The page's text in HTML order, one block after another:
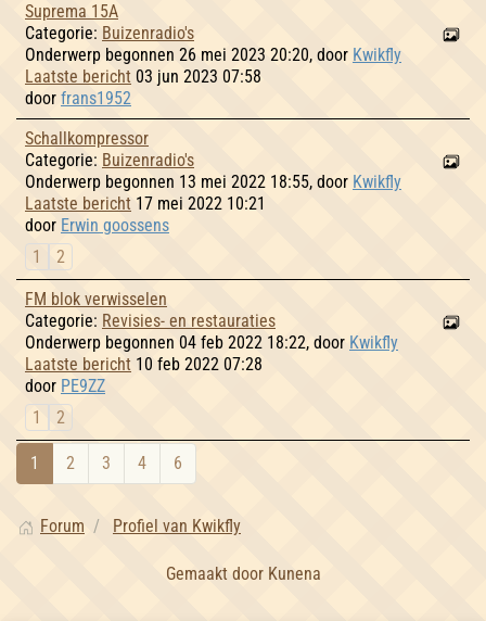
Suprema 15A
Categorie: Buizenradio's
Onderwerp begonnen 26 mei 2023 20:20, door Kwikfly
Laatste bericht 03 jun 2023 07:58
door frans1952
Schallkompressor
Categorie: Buizenradio's
Onderwerp begonnen 13 mei 2022 18:55, door Kwikfly
Laatste bericht 17 mei 2022 10:21
door Erwin goossens
1
2
FM blok verwisselen
Categorie: Revisies- en restauraties
Onderwerp begonnen 04 feb 2022 18:22, door Kwikfly
Laatste bericht 10 feb 2022 07:28
door PE9ZZ
1
2
1 2 3 4 6
Forum Profiel van Kwikfly
Gemaakt door Kunena